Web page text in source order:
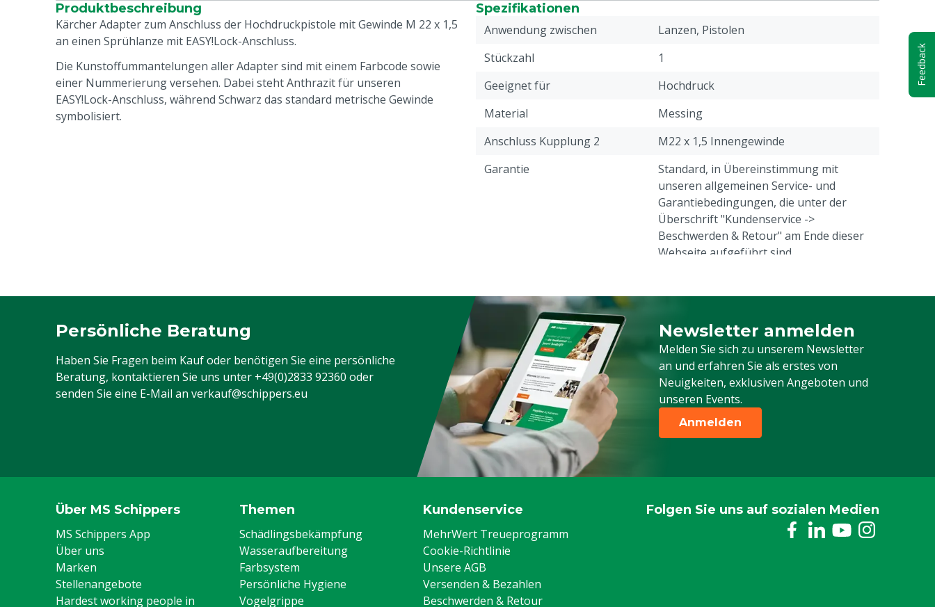
Produktbeschreibung
Kärcher Adapter zum Anschluss der Hochdruckpistole mit Gewinde M 22 x 1,5
an einen Sprühlanze mit EASY!Lock-Anschluss.
Die Kunstoffummantelungen aller Adapter sind mit einem Farbcode sowie
einer Nummerierung versehen. Dabei steht Anthrazit für unseren
EASY!Lock-Anschluss, während Schwarz das standard metrische Gewinde
symbolisiert.
Spezifikationen
Anwendung zwischen
Lanzen, Pistolen
Stückzahl
1
Geeignet für
Hochdruck
Material
Messing
Anschluss Kupplung 2
M22 x 1,5 Innengewinde
Garantie
Standard, in Übereinstimmung mit
unseren allgemeinen Service- und
Garantiebedingungen, die unter der
Überschrift "Kundenservice ->
Beschwerden & Retour" am Ende dieser
Webseite aufgeführt sind.
Typ der Kupplung
Tierarten
Rindvieh, Schweine, Geflügel, Schafe,
Ziegen, Andere
Persönliche Beratung
Haben Sie Fragen beim Kauf oder benötigen Sie eine persönliche
Beratung, kontaktieren Sie uns unter +49(0)2833 92360 oder
senden Sie eine E-Mail an verkauf@schippers.eu
Newsletter anmelden
Melden Sie sich zu unserem Newsletter
an und erfahren Sie als erstes von
Neuigkeiten, exklusiven Angeboten und
unseren Events.
Melden Sie sich für unseren Newsletter
Anmelden
Über MS Schippers
MS Schippers App
Über uns
Marken
Stellenangebote
Hardest working people in
Themen
Schädlingsbekämpfung
Wasseraufbereitung
Farbsystem
Persönliche Hygiene
Vogelgrippe
Kundenservice
MehrWert Treueprogramm
Cookie-Richtlinie
Unsere AGB
Versenden & Bezahlen
Beschwerden & Retour
Folgen Sie uns auf sozialen Medien
Feedback